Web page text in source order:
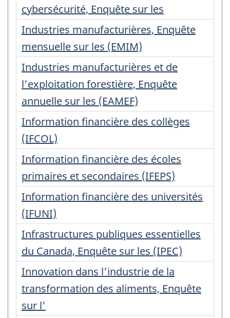
cybersécurité, Enquête sur les
Industries manufacturières, Enquête
mensuelle sur les (EMIM)
Industries manufacturières et de
l'exploitation forestière, Enquête
annuelle sur les (EAMEF)
Information financière des collèges
(IFCOL)
Information financière des écoles
primaires et secondaires (IFEPS)
Information financière des universités
(IFUNI)
Infrastructures publiques essentielles
du Canada, Enquête sur les (IPEC)
Innovation dans l'industrie de la
transformation des aliments, Enquête
sur l'